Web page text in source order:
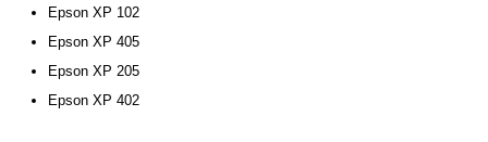
Epson XP 102
Epson XP 405
Epson XP 205
Epson XP 402